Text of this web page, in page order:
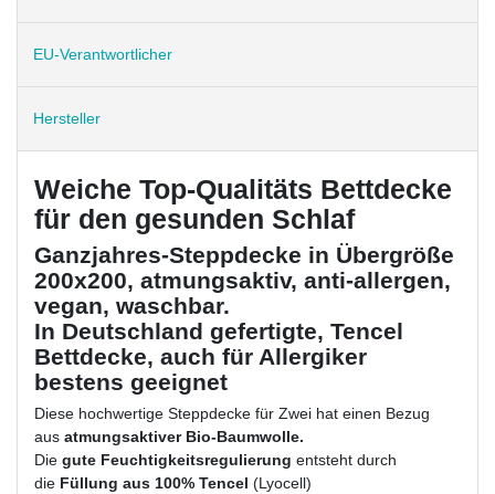
EU-Verantwortlicher
Hersteller
Weiche Top-Qualitäts Bettdecke
für den gesunden Schlaf
Ganzjahres-Steppdecke in Übergröße
200x200, atmungsaktiv, anti-allergen,
vegan, waschbar.
In Deutschland gefertigte, Tencel
Bettdecke, auch für Allergiker
bestens geeignet
Diese hochwertige Steppdecke für Zwei hat einen Bezug
aus atmungsaktiver Bio-Baumwolle.
Die gute Feuchtigkeitsregulierung entsteht durch
die Füllung aus 100% Tencel (Lyocell)